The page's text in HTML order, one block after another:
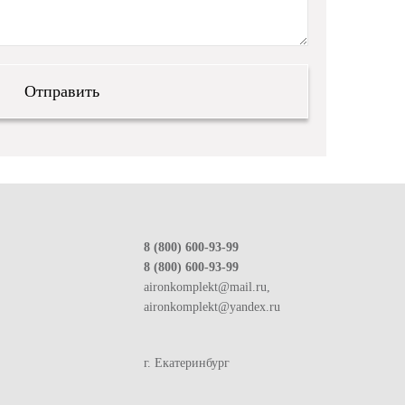
8 (800) 600-93-99
8 (800) 600-93-99
aironkomplekt@mail.ru,
aironkomplekt@yandex.ru
г. Екатеринбург